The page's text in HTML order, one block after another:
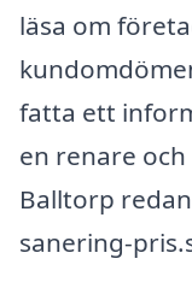
läsa om
fatta ett
en renare
Balltorp
sanering-